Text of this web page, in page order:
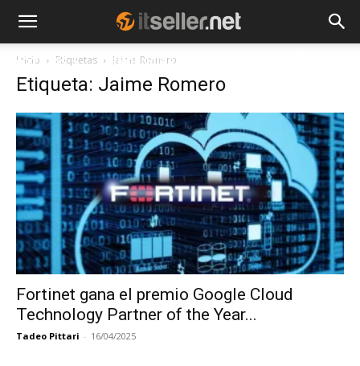
NOTICIAS TENDENCIAS
Inicio Etiquetas Jaime Romero
Etiqueta: Jaime Romero
Fortinet gana el premio Google Cloud
Technology Partner of the Year...
Tadeo Pittari - 16/04/2025